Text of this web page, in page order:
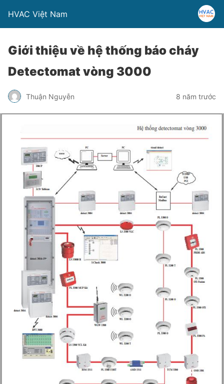
HVAC Việt Nam
Giới thiệu về hệ thống báo cháy
Detectomat vòng 3000
Thuận Nguyễn 8 năm trước